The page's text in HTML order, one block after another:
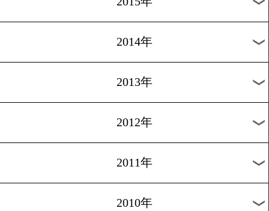
2023年
2022年
2021年
2020年